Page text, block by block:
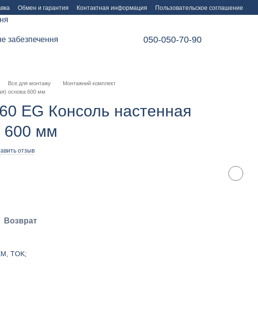
Обмен и гарантия Контактная информация Пользовательское соглашение
забезпечення 050-050-70-90
Все для монтажу
Монтажний комплект
основа 600 мм
EG Консоль настенная
600 мм
отзыв
Возврат
TOK;